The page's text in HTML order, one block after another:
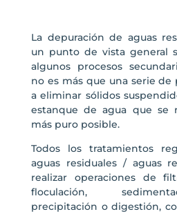
La depuración de aguas
un punto de vista general
algunos procesos
no es más que una serie de
a eliminar sólidos
estanque de agua que se
más puro posible.
Todos los tratamientos
aguas residuales / aguas
realizar operaciones de
floculación,
precipitación o digestión,